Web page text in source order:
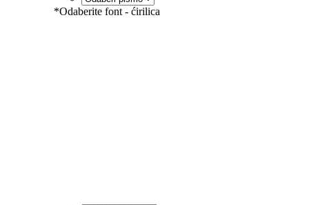
*Odaberite font - ćirilica